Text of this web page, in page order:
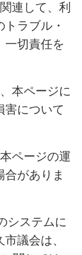
連して、利
ラブル・
一切責任を
本ページに
害について
ページの運
がありま
システムに
議会は、